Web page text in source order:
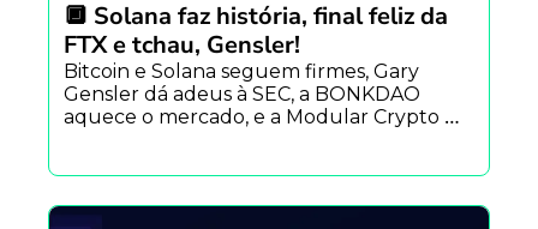
🔲 Solana faz história, final feliz da
FTX e tchau, Gensler!
Bitcoin e Solana seguem firmes, Gary
Gensler dá adeus à SEC, a BONKDAO
aquece o mercado, e a Modular Crypto